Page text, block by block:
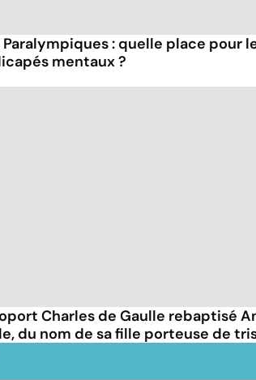
: quelle place pour
mentaux ?
Charles de Gaulle rebaptisé
du nom de sa fille porteuse de